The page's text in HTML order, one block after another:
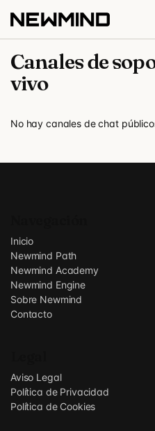
Canales de
vivo
No hay canales de chat
Inicio
Newmind Path
Newmind Academy
Newmind Engine
Sobre Newmind
Contacto
Aviso Legal
Política de Privacidad
Política de Cookies